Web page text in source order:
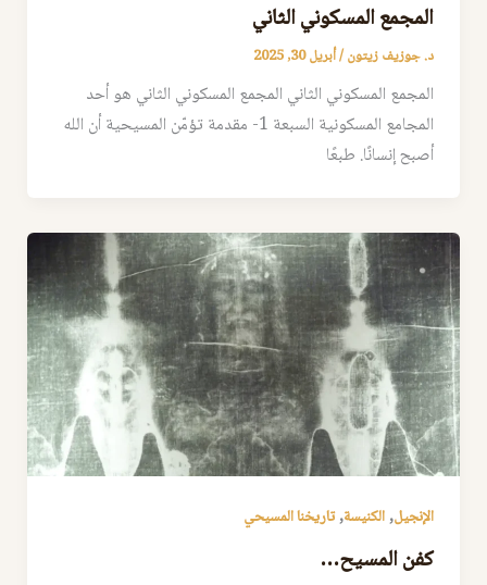
المجمع المسكوني الثاني
د. جوزيف زيتون/أبريل 30, 2025
المجمع المسكوني الثاني المجمع المسكوني الثاني هو أحد
المجامع المسكونية السبعة 1- مقدمة تؤمّن المسيحية أن الله
أصبح إنسانًا. طبعًا
الإنجيل,الكنيسة,تاريخنا المسيحي
كفن المسيح…